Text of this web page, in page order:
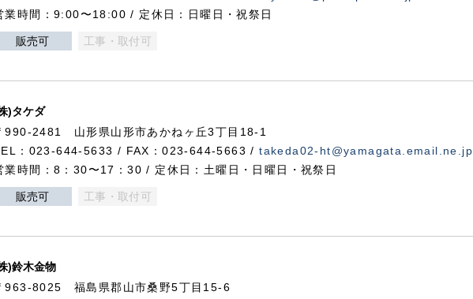
業時間：9:00〜18:00 / 定休日：日曜日・祝祭日
販売可 工事・取付可
)タケダ
990-2481 山形県山形市あかねヶ丘3丁目18-1
：023-644-5633 / FAX：023-644-5663 /takeda02-ht@yamagata.email.ne.jp
業時間：8：30〜17：30 / 定休日：土曜日・日曜日・祝祭日
販売可 工事・取付可
)鈴木金物
963-8025 福島県郡山市桑野5丁目15-6